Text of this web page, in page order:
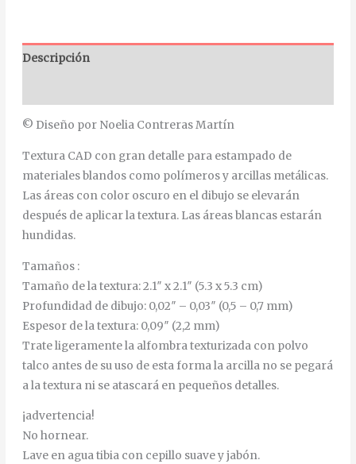
Descripción
© Diseño por Noelia Contreras Martín
Textura CAD con gran detalle para estampado de
materiales blandos como polímeros y arcillas metálicas.
Las áreas con color oscuro en el dibujo se elevarán
después de aplicar la textura. Las áreas blancas estarán
hundidas.
Tamaños :
Tamaño de la textura: 2.1″ x 2.1″ (5.3 x 5.3 cm)
Profundidad de dibujo: 0,02″ – 0,03″ (0,5 – 0,7 mm)
Espesor de la textura: 0,09″ (2,2 mm)
Trate ligeramente la alfombra texturizada con polvo
talco antes de su uso de esta forma la arcilla no se pegará
a la textura ni se atascará en pequeños detalles.
¡advertencia!
No hornear.
Lave en agua tibia con cepillo suave y jabón.